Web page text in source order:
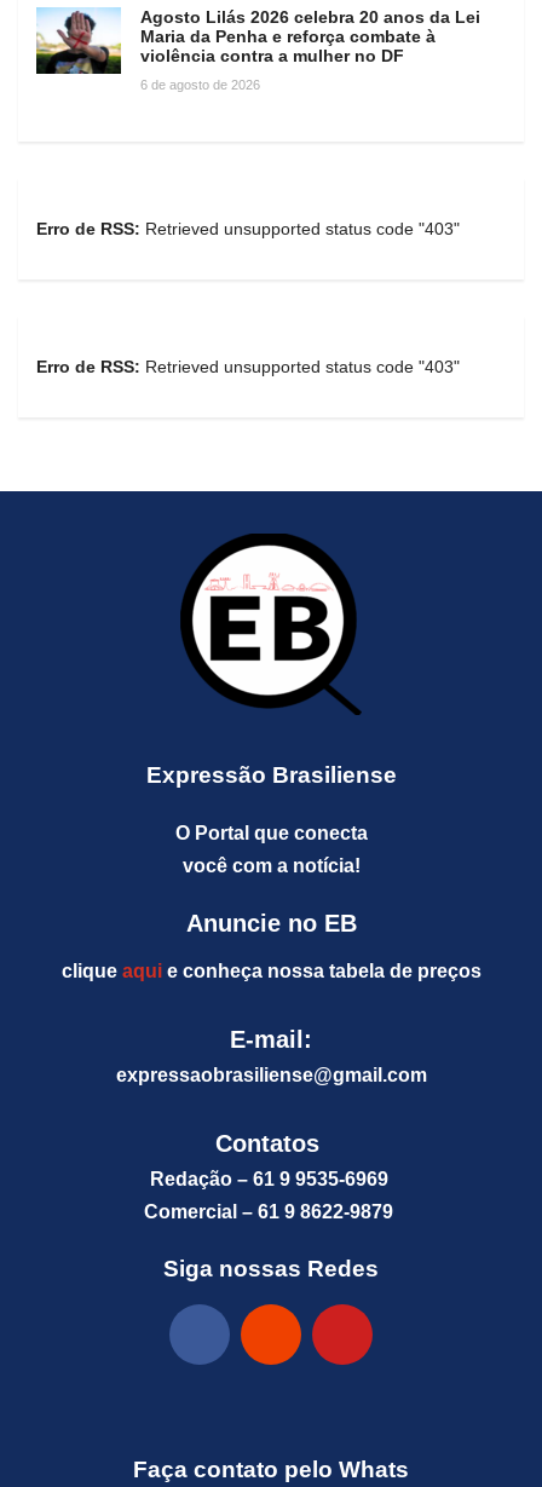
Agosto Lilás 2026 celebra 20 anos da Lei
Maria da Penha e reforça combate à
violência contra a mulher no DF
6 de agosto de 2026
Erro de RSS: Retrieved unsupported status code "403"
Erro de RSS: Retrieved unsupported status code "403"
Expressão Brasiliense
O Portal que conecta
você com a notícia!
Anuncie no EB
clique aquie conheça nossa tabela de preços
E-mail:
expressaobrasiliense@gmail.com
Contatos
Redação – 61 9 9535-6969
Comercial – 61 9 8622-9879
Siga nossas Redes
Faça contato pelo Whats